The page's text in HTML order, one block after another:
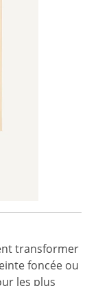
transformer
foncée ou
les plus